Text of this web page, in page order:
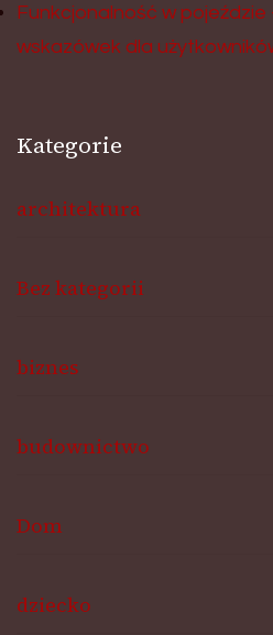
Funkcjonalność w
wskazówek dla
Kategorie
architektura
Bez kategorii
biznes
budownictwo
Dom
dziecko